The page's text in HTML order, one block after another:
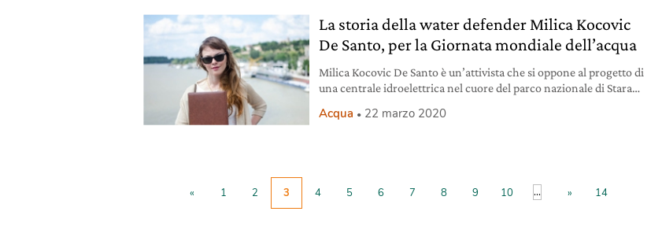
La storia della water defender Milica Kocovic
De Santo, per la Giornata mondiale dell’acqua
Milica Kocovic De Santo è un’attivista che si oppone al progetto di
una centrale idroelettrica nel cuore del parco nazionale di Stara
defender per la Giornata mondiale dell’acqua.
Acqua 22 marzo 2020
« 1 2 3 4 5 6 7 8 9 10 ... » 14